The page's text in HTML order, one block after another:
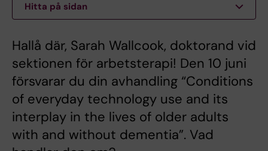
Hitta på sidan
Hallå där, Sarah Wallcook, doktorand vid
sektionen för arbetsterapi! Den 10 juni
försvarar du din avhandling “Conditions
of everyday technology use and its
interplay in the lives of older adults
with and without dementia”. Vad